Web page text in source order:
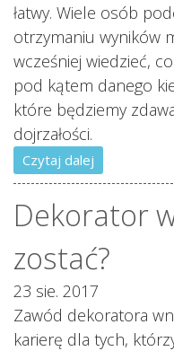
łatwy. Wiele osób
otrzymaniu wyników
wcześniej wiedzieć,
pod kątem danego
które będziemy
dojrzałości.
Czytaj dalej
Dekorator
zostać?
23 sie. 2017
Zawód dekoratora
karierę dla tych,